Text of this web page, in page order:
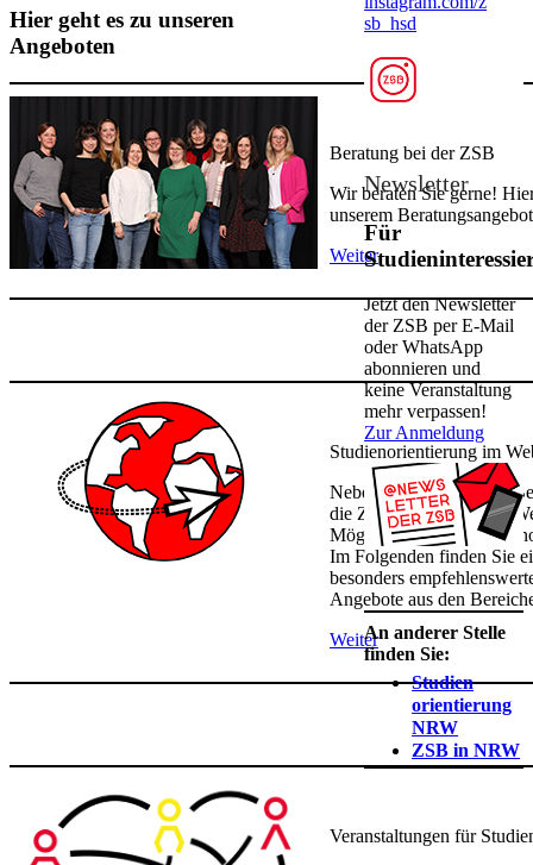
Hier geht es zu unseren
Angeboten​​​​
Beratung bei der ZSB
Wir beraten Sie gerne!
unserem
W​e​it​er
Studienorientierung im
Neben der persönlichen
die ZSB bietet auch das
Möglichkeiten der
Im Folgenden finden Sie
besonders
Angebote aus den
Weiter
Veranstaltungen für
sb_hsd
Newsletter ​​
Für
Jetzt den News​letter
der ZSB per E-Mail
oder WhatsApp
abonnieren und
keine Veranstaltung​
mehr verpassen!​​
Zur Anmeldung​
An anderer Stelle
finden Sie:
Studien​
orientierung
NRW​
ZSB in NRW​